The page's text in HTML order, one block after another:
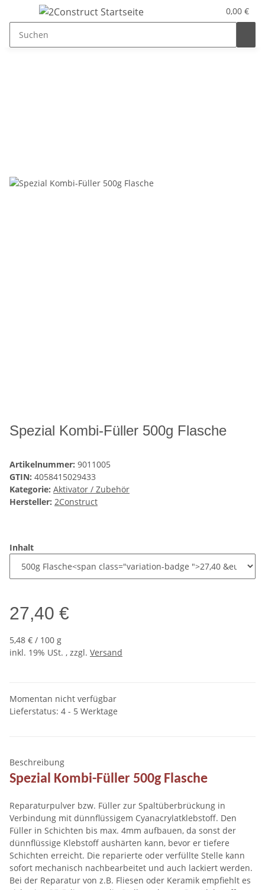
0,00 €
Spezial Kombi-Füller 500g Flasche
Artikelnummer: 9011005
GTIN: 4058415029433
Kategorie: Aktivator / Zubehör
Hersteller: 2Construct
Inhalt
27,40 €
5,48 € / 100 g
inkl. 19% USt. , zzgl. Versand
Momentan nicht verfügbar
Lieferstatus: 4 - 5 Werktage
Beschreibung
Spezial Kombi-Füller 500g Flasche
Reparaturpulver bzw. Füller zur Spaltüberbrückung in
Verbindung mit dünnflüssigem Cyanacrylatklebstoff. Den
Füller in Schichten bis max. 4mm aufbauen, da sonst der
dünnflüssige Klebstoff aushärten kann, bevor er tiefere
Schichten erreicht. Die reparierte oder verfüllte Stelle kann
sofort mechanisch nachbearbeitet und auch lackiert werden.
Bei der Reparatur von z.B. Fliesen oder Keramik empfiehlt es